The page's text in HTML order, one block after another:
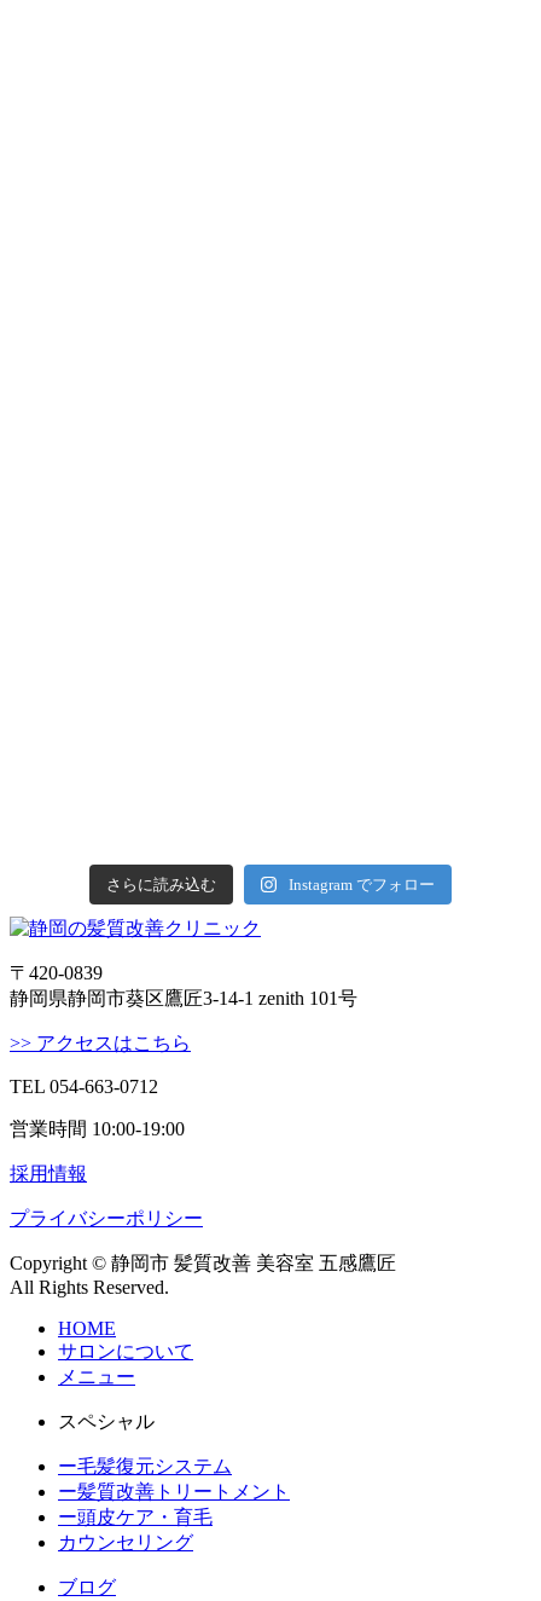
さらに読み込む Instagram でフォロー
〒420-0839
静岡県静岡市葵区鷹匠3-14-1 zenith 101号
>> アクセスはこちら
TEL 054-663-0712
営業時間 10:00-19:00
採用情報
プライバシーポリシー
Copyright © 静岡市 髪質改善 美容室 五感鷹匠
All Rights Reserved.
HOME
サロンについて
メニュー
スペシャル
ー毛髪復元システム
ー髪質改善トリートメント
ー頭皮ケア・育毛
カウンセリング
ブログ